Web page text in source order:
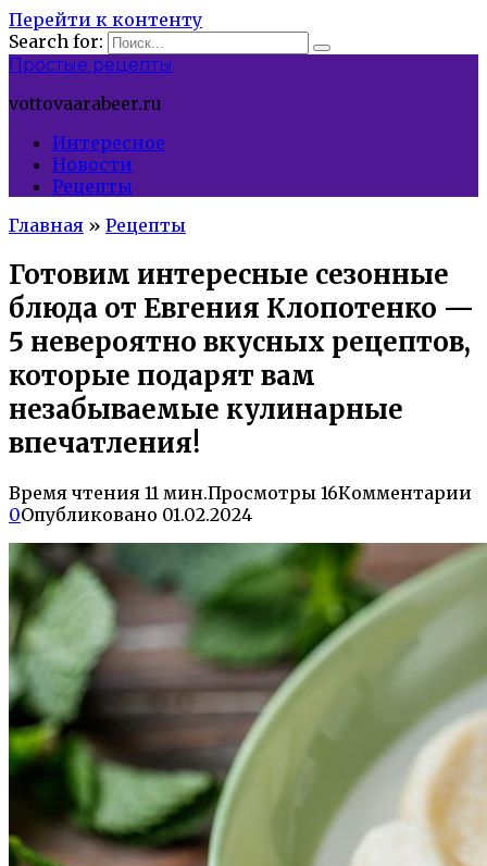
Перейти к контенту
Search for:
Простые рецепты
vottovaarabeer.ru
Интересное
Новости
Рецепты
Главная » Рецепты
Готовим интересные сезонные
блюда от Евгения Клопотенко —
5 невероятно вкусных рецептов,
которые подарят вам
незабываемые кулинарные
впечатления!
Время чтения 11 мин.Просмотры 16Комментарии
0Опубликовано 01.02.2024